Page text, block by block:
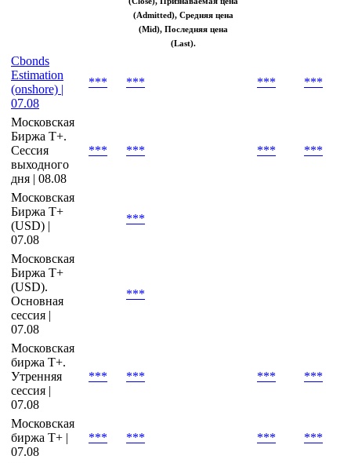
(Admitted), Средняя цена
(Mid), Последняя цена
(Last).
Cbonds
Estimation
(onshore) |
07.08
*** *** *** ***
Московская
Биржа T+.
Сессия
выходного
дня | 08.08
*** *** *** ***
Московская
Биржа T+
(USD) |
07.08
***
Московская
Биржа T+
(USD).
Основная
сессия |
07.08
***
Московская
биржа T+.
Утренняя
сессия |
07.08
*** *** *** ***
Московская
биржа Т+ |
07.08
*** *** *** ***